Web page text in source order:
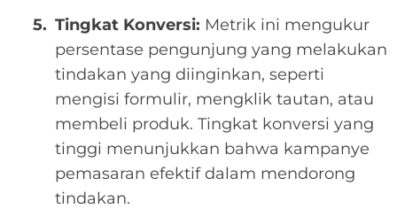
Tingkat Konversi: Metrik ini mengukur
persentase pengunjung yang melakukan
tindakan yang diinginkan, seperti
mengisi formulir, mengklik tautan, atau
membeli produk. Tingkat konversi yang
tinggi menunjukkan bahwa kampanye
pemasaran efektif dalam mendorong
tindakan.